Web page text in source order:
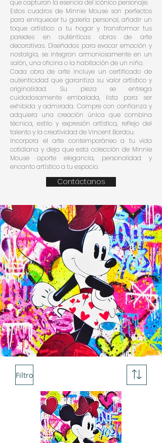
que capturan la esencia del icónico personaje.
Estos cuadros de Minnie Mouse son perfectos
para enriquecer tu galería personal, añadir un
toque artístico a tu hogar y transformar tus
paredes en auténticas obras de arte
decorativas. Diseñados para evocar emoción y
nostalgia, se integran armoniosamente en un
salón, una oficina o la habitación de un niño.
Cada obra de arte incluye un certificado de
autenticidad que garantiza su valor artístico y
originalidad. Su pieza se entrega
cuidadosamente embalada, lista para ser
exhibida y admirada. Compre con confianza y
adquiera una creación única que combina
técnica, estilo y expresión artística, reflejo del
talento y la creatividad de Vincent Bardou.
Incorpora el arte contemporáneo a tu vida
cotidiana y deja que esta colección de Minnie
Mouse aporte elegancia, personalidad y
encanto artístico a tu espacio.
Contáctanos
Filtro